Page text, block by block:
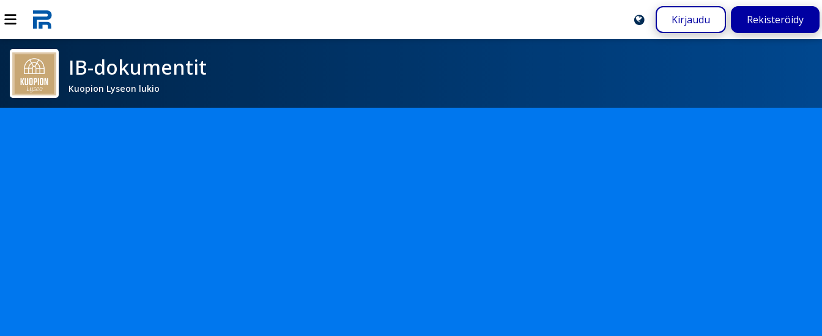
Kirjaudu Rekisteröidy
IB-dokumentit
Kuopion Lyseon lukio